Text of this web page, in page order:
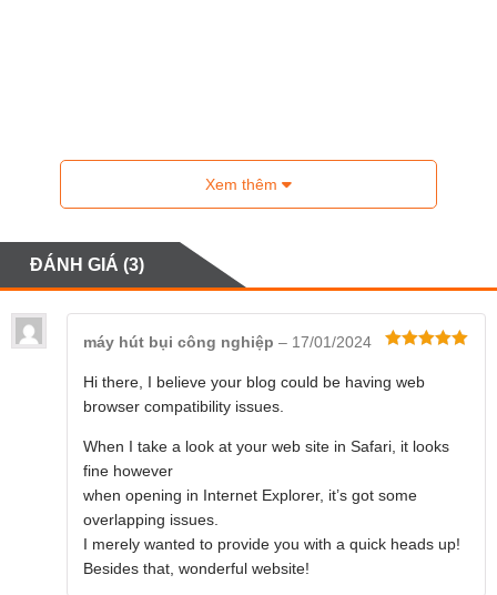
Xem thêm
ĐÁNH GIÁ (3)
hạng
sao
máy hút bụi công nghiệp – 17/01/2024
Hi there, I believe your blog could be having web
browser compatibility issues.
When I take a look at your web site in Safari, it looks
fine however
when opening in Internet Explorer, it’s got some
overlapping issues.
I merely wanted to provide you with a quick heads up!
Besides that, wonderful website!